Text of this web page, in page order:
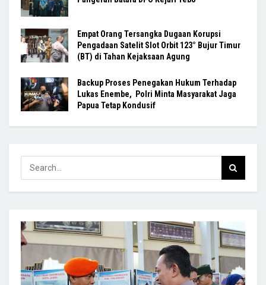
Empat Orang Tersangka Dugaan Korupsi
Pengadaan Satelit Slot Orbit 123° Bujur Timur
(BT) di Tahan Kejaksaan Agung
Backup Proses Penegakan Hukum Terhadap
Lukas Enembe, Polri Minta Masyarakat Jaga
Papua Tetap Kondusif